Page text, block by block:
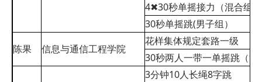
4✖30秒单摇接力（混合组)
30秒单摇跳(男子组）
陈果
信息与通信工程学院
花样集体规定套路一级
30秒两人一带一单摇跳（混
3分钟10人长绳8字跳